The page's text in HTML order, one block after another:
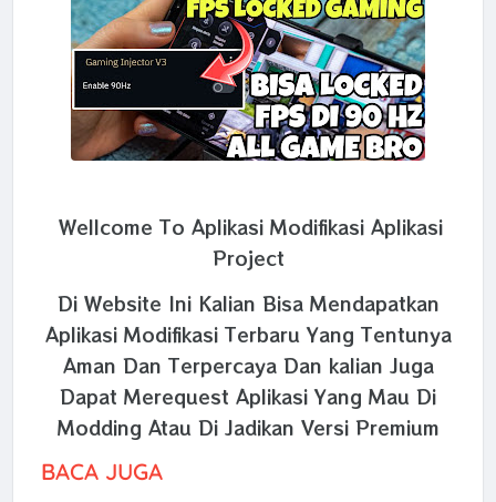
Wellcome To Aplikasi Modifikasi Aplikasi
Project
Di Website Ini Kalian Bisa Mendapatkan
Aplikasi Modifikasi Terbaru Yang Tentunya
Aman Dan Terpercaya Dan kalian Juga
Dapat Merequest Aplikasi Yang Mau Di
Modding Atau Di Jadikan Versi Premium
BACA JUGA